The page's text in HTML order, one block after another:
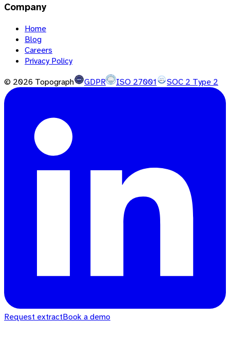
Company
Home
Blog
Careers
Privacy Policy
© 2026 Topograph GDPR ISO 27001 SOC 2 Type 2
Request extractBook a demo